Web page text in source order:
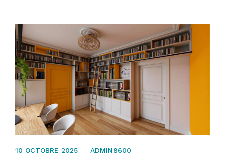
8 OCTOBRE 2025
10 OCTOBRE 2025 ADMIN8600